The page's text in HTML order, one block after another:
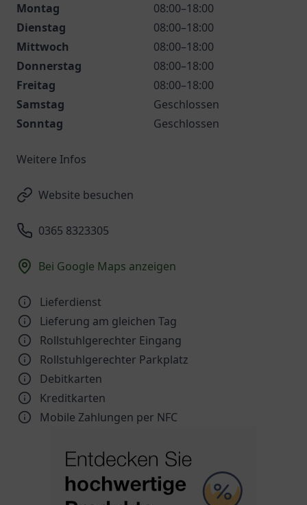
Montag
08:00–18:00
Dienstag
08:00–18:00
Mittwoch
08:00–18:00
Donnerstag
08:00–18:00
Freitag
08:00–18:00
Samstag
Geschlossen
Sonntag
Geschlossen
Weitere Infos
Website besuchen
0365 8323305
Bei Google Maps anzeigen
Lieferdienst
Lieferung am gleichen Tag
Rollstuhlgerechter Eingang
Rollstuhlgerechter Parkplatz
Debitkarten
Kreditkarten
Mobile Zahlungen per NFC